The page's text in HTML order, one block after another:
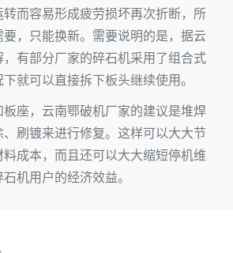
而容易形成疲劳损坏再次折断，所
，只能换新。需要说明的是，据云
有部分厂家的碎石机采用了组合式
就可以直接拆下板头继续使用。
座，云南鄂破机厂家的建议是堆焊
刷镀来进行修复。这样可以大大节
成本，而且还可以大大缩短停机维
机用户的经济效益。